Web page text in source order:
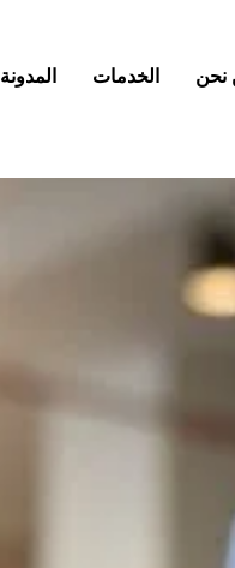
نحن الخدمات المدونة